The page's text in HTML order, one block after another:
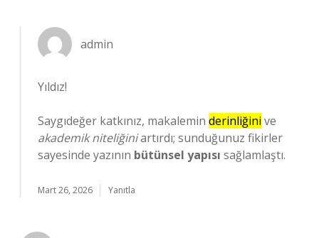
admin
Yıldız!
Saygıdeğer katkınız, makalemin derinliğini ve
akademik niteliğiniartırdı; sunduğunuz fikirler
sayesinde yazının bütünsel yapısı sağlamlaştı.
Mart 26, 2026 Yanıtla